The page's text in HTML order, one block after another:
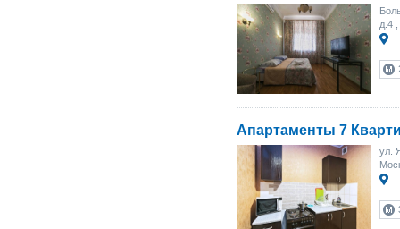
д.4
Апартаменты 7
ул.